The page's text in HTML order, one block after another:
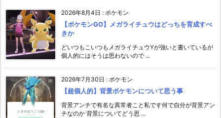
2026年8月4日 : ポケモン
【ポケモンGO】メガライチュウはどっちを育成すべ
きか
どいつもこいつもメガライチュウYが強いと書いているが
個人的にはそうは思わないので ...
2026年7月30日 : ポケモン
【超個人的】背景ポケモンについて思う事
背景アンチで有名な異常者こと私です何で自分が背景アン
チなのか 背景についてどう思 ...